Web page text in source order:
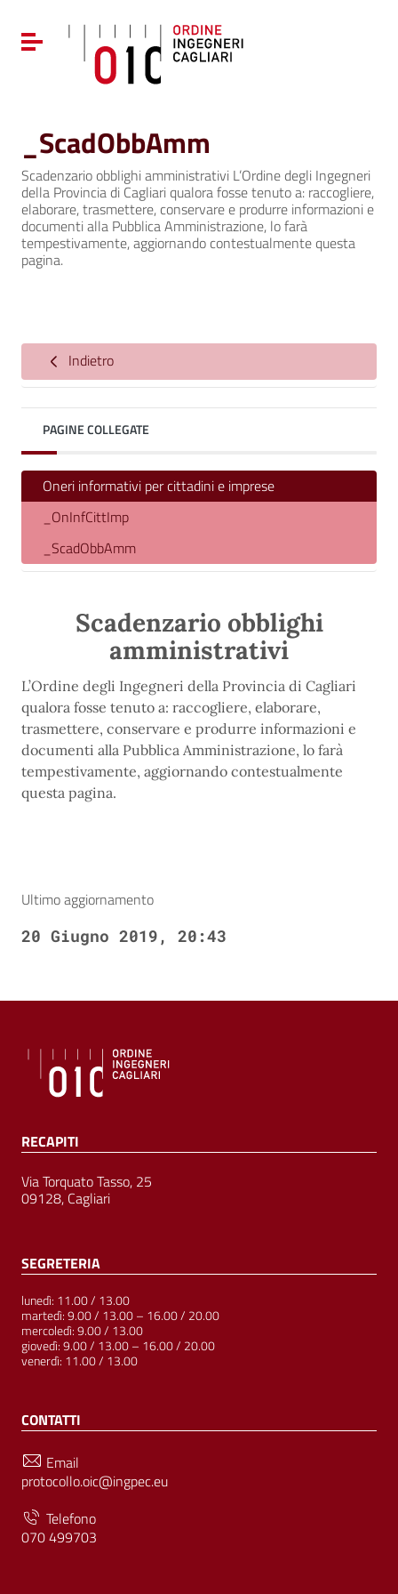
Vai al menu di navigazione
Vai al footer
Attiva / disattiva la navigazione
_ScadObbAmm
Scadenzario obblighi amministrativi L’Ordine degli Ingegneri
della Provincia di Cagliari qualora fosse tenuto a: raccogliere,
elaborare, trasmettere, conservare e produrre informazioni e
documenti alla Pubblica Amministrazione, lo farà
tempestivamente, aggiornando contestualmente questa
pagina.
Indietro
PAGINE COLLEGATE
Oneri informativi per cittadini e imprese
_OnInfCittImp
_ScadObbAmm
Scadenzario obblighi
amministrativi
L’Ordine degli Ingegneri della Provincia di Cagliari
qualora fosse tenuto a: raccogliere, elaborare,
trasmettere, conservare e produrre informazioni e
documenti alla Pubblica Amministrazione, lo farà
tempestivamente, aggiornando contestualmente
questa pagina.
Ultimo aggiornamento
20 Giugno 2019, 20:43
RECAPITI
Via Torquato Tasso, 25
09128, Cagliari
SEGRETERIA
lunedì: 11.00 / 13.00
martedì: 9.00 / 13.00 – 16.00 / 20.00
mercoledì: 9.00 / 13.00
giovedì: 9.00 / 13.00 – 16.00 / 20.00
venerdì: 11.00 / 13.00
CONTATTI
Email
protocollo.oic@ingpec.eu
Telefono
070 499703